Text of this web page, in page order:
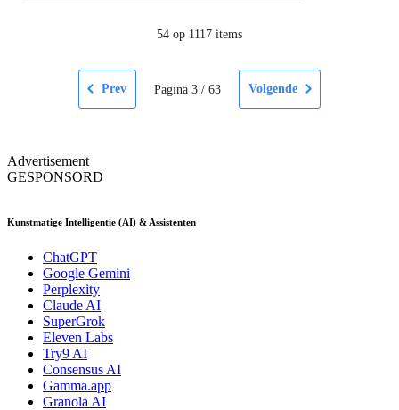
54 op 1117 items
Prev Pagina 3 / 63 Volgende
Advertisement
GESPONSORD
Kunstmatige Intelligentie (AI) & Assistenten
ChatGPT
Google Gemini
Perplexity
Claude AI
SuperGrok
Eleven Labs
Try9 AI
Consensus AI
Gamma.app
Granola AI